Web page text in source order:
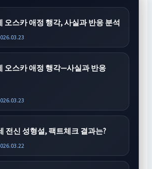
오스카 애정 행각, 사실과 반응 분석
오스카 애정 행각—사실과 반응
전신 성형설, 팩트체크 결과는?